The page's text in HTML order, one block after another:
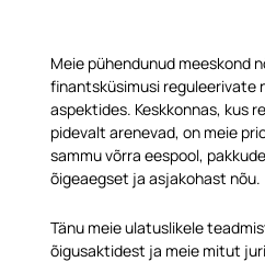
Meie pühendunud meeskond
finantsküsimusi reguleerivate
aspektides. Keskkonnas, kus
pidevalt arenevad, on meie
sammu võrra eespool,
õigeaegset ja asjakohast nõu.
Tänu meie ulatuslikele
õigusaktidest ja meie mitut